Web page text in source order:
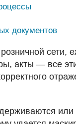
документов
сети,
акты — все
или